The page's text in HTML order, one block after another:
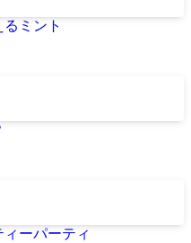
ミント
ーパーティ